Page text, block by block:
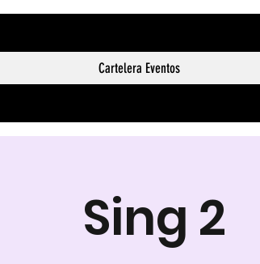
Cartelera Eventos
Sing 2